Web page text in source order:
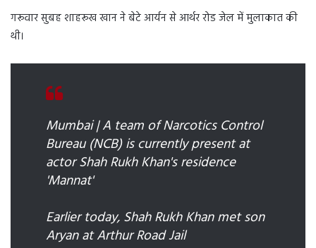
गरूवार सुबह शाहरूख खान ने बेटे आर्यन से आर्थर रोड जेल में मुलाकात की
थी।
Mumbai | A team of Narcotics Control
Bureau (NCB) is currently present at
actor Shah Rukh Khan's residence
'Mannat'
Earlier today, Shah Rukh Khan met son
Aryan at Arthur Road Jail